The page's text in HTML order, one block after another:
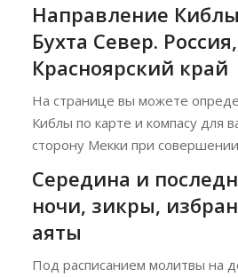
Направление
Бухта Север. Россия,
Красноярский край
На странице вы можете
Киблы по карте и компасу для
сторону Мекки при
Середина и
ночи, зикры,
аяты
Под расписанием молитвы на